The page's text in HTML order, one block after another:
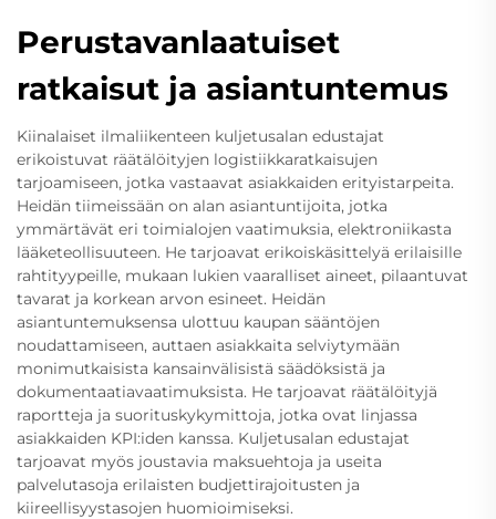
Perustavanlaatuiset
ratkaisut ja asiantuntemus
Kiinalaiset ilmaliikenteen kuljetusalan edustajat
erikoistuvat räätälöityjen logistiikkaratkaisujen
tarjoamiseen, jotka vastaavat asiakkaiden erityistarpeita.
Heidän tiimeissään on alan asiantuntijoita, jotka
ymmärtävät eri toimialojen vaatimuksia, elektroniikasta
lääketeollisuuteen. He tarjoavat erikoiskäsittelyä erilaisille
rahtityypeille, mukaan lukien vaaralliset aineet, pilaantuvat
tavarat ja korkean arvon esineet. Heidän
asiantuntemuksensa ulottuu kaupan sääntöjen
noudattamiseen, auttaen asiakkaita selviytymään
monimutkaisista kansainvälisistä säädöksistä ja
dokumentaatiavaatimuksista. He tarjoavat räätälöityjä
raportteja ja suorituskykymittoja, jotka ovat linjassa
asiakkaiden KPI:iden kanssa. Kuljetusalan edustajat
tarjoavat myös joustavia maksuehtoja ja useita
palvelutasoja erilaisten budjettirajoitusten ja
kiireellisyystasojen huomioimiseksi.